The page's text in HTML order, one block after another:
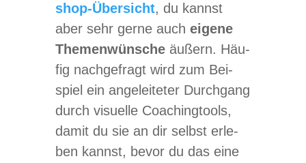
shop-Über­sicht, du kannst
aber sehr gerne auch eigene
The­men­wün­scheäußern. Häu­
fig nach­ge­fragt wird zum Bei­
spiel ein ange­lei­te­ter Durch­gang
durch visu­elle Coa­ching­tools,
damit du sie an dir selbst erle­
ben kannst, bevor du das eine